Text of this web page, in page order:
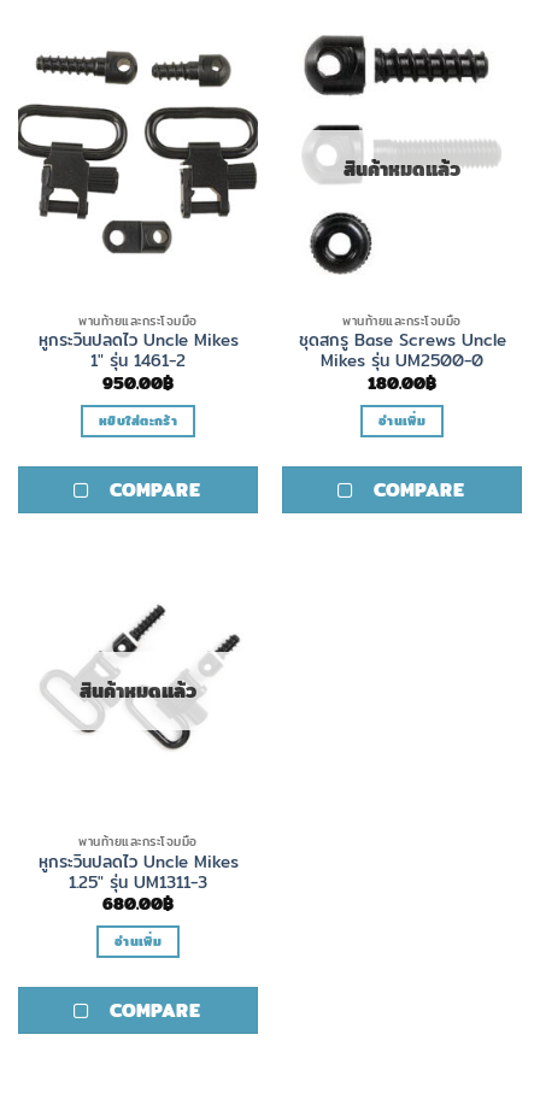
พานท้ายและกระโจมมือ
หูกระวินปลดไว Uncle Mikes
1″ รุ่น 1461-2
950.00฿
หยิบใส่ตะกร้า
COMPARE
สินค้าหมดแล้ว
พานท้ายและกระโจมมือ
ชุดสกรู Base Screws Uncle
Mikes รุ่น UM2500-0
180.00฿
อ่านเพิ่ม
COMPARE
สินค้าหมดแล้ว
พานท้ายและกระโจมมือ
หูกระวินปลดไว Uncle Mikes
1.25″ รุ่น UM1311-3
680.00฿
อ่านเพิ่ม
COMPARE